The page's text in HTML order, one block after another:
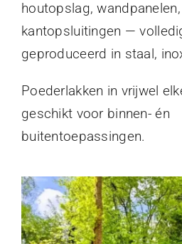
houtopslag,
kantopsluitingen —
geproduceerd in staal,
Poederlakken in vrijwel
geschikt voor binnen- én
buitentoepassingen.